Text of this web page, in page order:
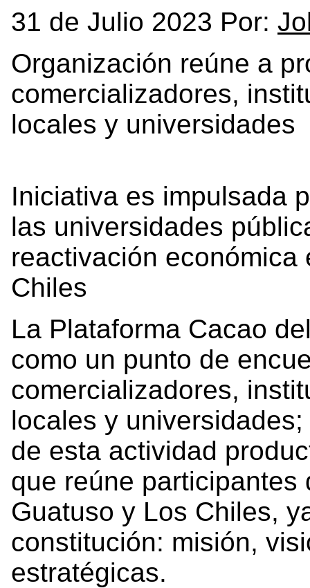
31 de Julio 2023 Por:
Organización reúne a
comercializadores,
locales y universidades
Iniciativa es impulsada
las universidades
reactivación
Chiles
La Plataforma Cacao
como un punto de
comercializadores,
locales y
de esta actividad
que reúne
Guatuso y Los Chiles,
constitución: misión,
estratégicas.